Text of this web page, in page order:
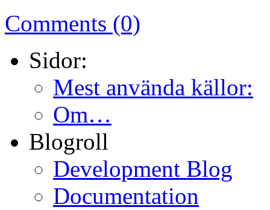
Comments (0)
Sidor:
Mest använda källor:
Om…
Blogroll
Development Blog
Documentation